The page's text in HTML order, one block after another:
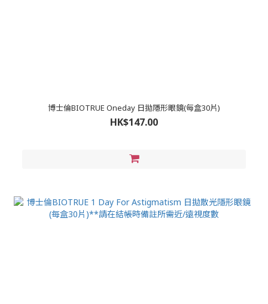
博士倫BIOTRUE Oneday 日拋隱形眼鏡(每盒30片)
HK$147.00